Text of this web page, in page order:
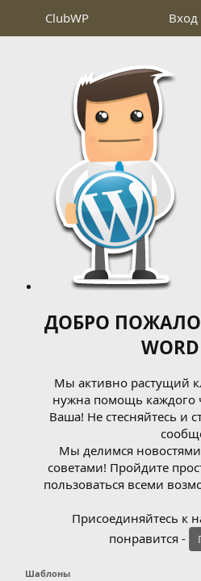
ClubWP Вход
ДОБРО
Мы активно растущий
нужна помощь каждого
Ваша! Не стесняйтесь и
Мы делимся
советами! Пройдите
пользоваться всеми
Присоединяйтесь к
понравится -
Шаблоны